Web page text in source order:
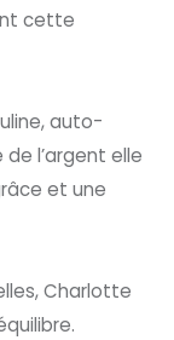
cette
auto-
l’argent elle
et une
Charlotte